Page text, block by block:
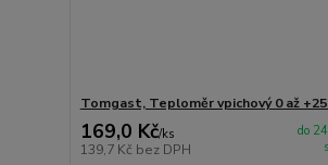
Tomgast, Teploměr vpichový 0 až
169,0 Kč/ks
139,7 Kč bez DPH
do